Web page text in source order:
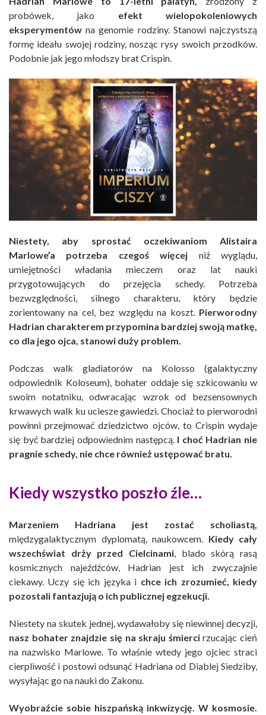
probówek, jako efekt wielopokoleniowych
eksperymentów na genomie rodziny. Stanowi najczystszą
formę ideału swojej rodziny, nosząc rysy swoich przodków.
Podobnie jak jego młodszy brat Crispin.
Niestety, aby sprostać oczekiwaniom Alistaira
Marlowe’a potrzeba czegoś więcej niż wyglądu,
umiejętności władania mieczem oraz lat nauki
przygotowujących do przejęcia schedy. Potrzeba
bezwzględności, silnego charakteru, który będzie
zorientowany na cel, bez względu na koszt. Pierworodny
Hadrian charakterem przypomina bardziej swoją matkę,
co dla jego ojca, stanowi duży problem.
Podczas walk gladiatorów na Kolosso (galaktyczny
odpowiednik Koloseum), bohater oddaje się szkicowaniu w
swoim notatniku, odwracając wzrok od bezsensownych
krwawych walk ku uciesze gawiedzi. Chociaż to pierworodni
powinni przejmować dziedzictwo ojców, to Crispin wydaje
się być bardziej odpowiednim następcą. I choć Hadrian nie
pragnie schedy, nie chce również ustępować bratu.
Kiedy wszystko poszło źle…
Marzeniem Hadriana jest zostać scholiastą,
międzygalaktycznym dyplomatą, naukowcem. Kiedy cały
wszechświat drży przed Cielcinami, blado skórą rasą
kosmicznych najeźdźców, Hadrian jest ich zwyczajnie
ciekawy. Uczy się ich języka i chce ich zrozumieć, kiedy
pozostali fantazjują o ich publicznej egzekucji.
Niestety na skutek jednej, wydawałoby się niewinnej decyzji,
nasz bohater znajdzie się na skraju śmiercirzucając cień
na nazwisko Marlowe. To właśnie wtedy jego ojciec straci
cierpliwość i postowi odsunąć Hadriana od Diablej Siedziby,
wysyłając go na nauki do Zakonu.
Wyobraźcie sobie hiszpańską inkwizycję. W kosmosie.